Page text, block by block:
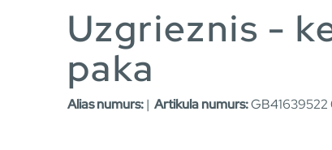
Uzgrieznis -
paka
Alias numurs:| Artikula numurs:GB41639522